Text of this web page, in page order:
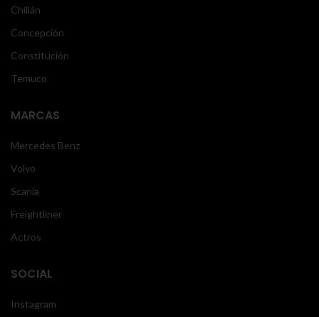
Chillán
Concepción
Constitución
Temuco
MARCAS
Mercedes Benz
Volvo
Scania
Freightliner
Actros
SOCIAL
Instagram